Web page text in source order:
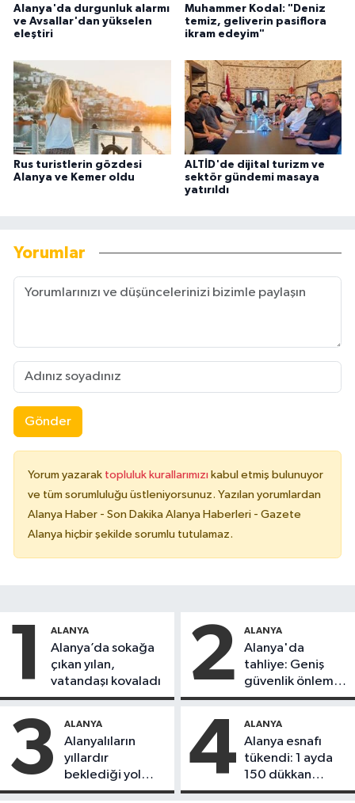
Alanya'da durgunluk alarmı
ve Avsallar'dan yükselen
eleştiri
Muhammer Kodal: "Deniz
temiz, geliverin pasiflora
ikram edeyim"
Rus turistlerin gözdesi
Alanya ve Kemer oldu
ALTİD'de dijital turizm ve
sektör gündemi masaya
yatırıldı
Yorumlar
Gönder
Yorum yazarak topluluk kurallarımızı kabul etmiş bulunuyor
ve tüm sorumluluğu üstleniyorsunuz. Yazılan yorumlardan
Alanya Haber - Son Dakika Alanya Haberleri - Gazete
Alanya hiçbir şekilde sorumlu tutulamaz.
1 ALANYA
Alanya’da sokağa
çıkan yılan,
vatandaşı kovaladı
2 ALANYA
Alanya'da
tahliye: Geniş
güvenlik önlemi
alındı
3 ALANYA
Alanyalıların
yıllardır
beklediği yol
askıdan döndü
4 ALANYA
Alanya esnafı
tükendi: 1 ayda
150 dükkan
kapandı